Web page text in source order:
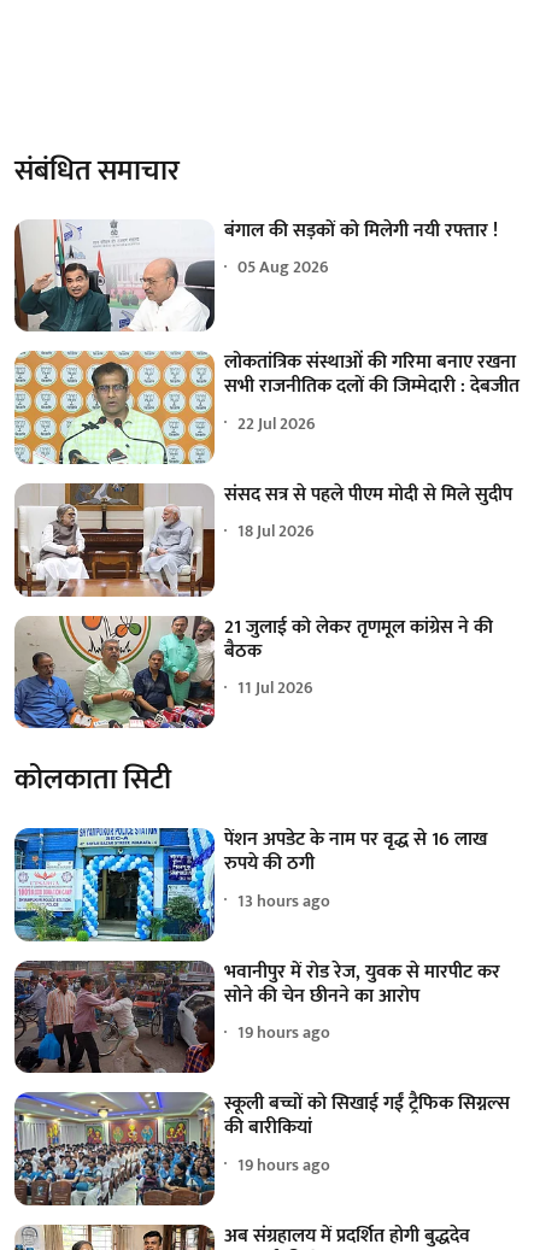
संबंधित समाचार
बंगाल की सड़कों को मिलेगी नयी रफ्तार !
05 Aug 2026
लोकतांत्रिक संस्थाओं की गरिमा बनाए रखना
सभी राजनीतिक दलों की जिम्मेदारी : देबजीत
22 Jul 2026
संसद सत्र से पहले पीएम मोदी से मिले सुदीप
18 Jul 2026
21 जुलाई को लेकर तृणमूल कांग्रेस ने की
बैठक
11 Jul 2026
कोलकाता सिटी
पेंशन अपडेट के नाम पर वृद्ध से 16 लाख
रुपये की ठगी
13 hours ago
भवानीपुर में रोड रेज, युवक से मारपीट कर
सोने की चेन छीनने का आरोप
19 hours ago
स्कूली बच्चों को सिखाई गईं ट्रैफिक सिग्नल्स
की बारीकियां
19 hours ago
अब संग्रहालय में प्रदर्शित होगी बुद्धदेव